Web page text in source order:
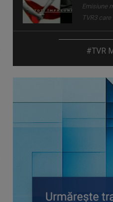
Emisiune
TVR3 care ...
ROMANI
Lumea ta
sundal si ...
5 ZILE ÎN
Cele mai
județele ...
#TVR